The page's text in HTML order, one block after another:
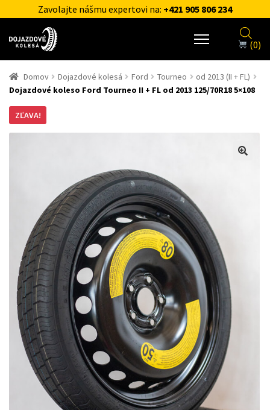
Zavolajte nášmu expertovi na: +421 905 806 234
(0)
Domov Dojazdové kolesá Ford Tourneo
od 2013 (II + FL)
Dojazdové koleso Ford Tourneo II + FL od 2013 125/70R18 5×108
ZĽAVA!